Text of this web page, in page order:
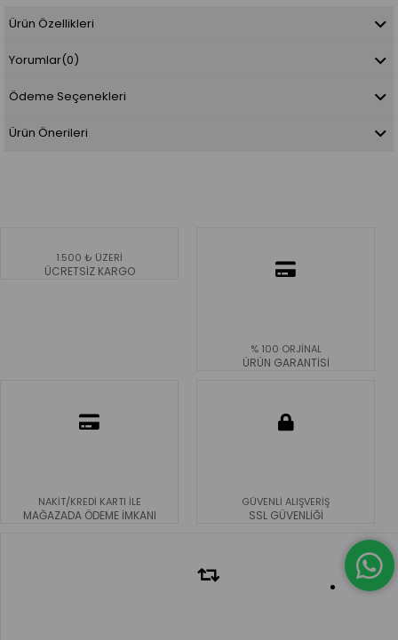
Ürün Özellikleri
Yorumlar(0)
Ödeme Seçenekleri
Ürün Önerileri
1.500 ₺ ÜZERİ
ÜCRETSİZ KARGO
% 100 ORJİNAL
ÜRÜN GARANTİSİ
NAKİT/KREDİ KARTI İLE
MAĞAZADA ÖDEME İMKANI
GÜVENLİ ALIŞVERİŞ
SSL GÜVENLİĞİ